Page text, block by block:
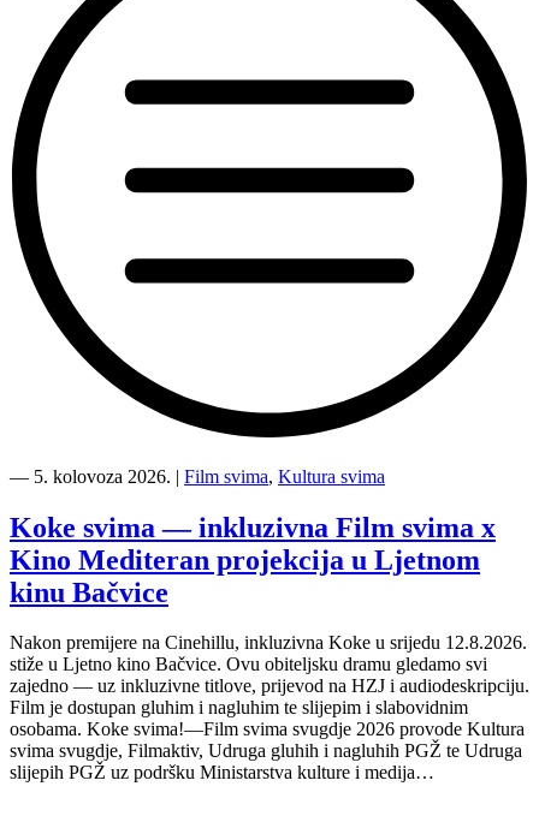
Mediteran
Film
svima
nastavljaju
inkluzivnu
turneju
Hvaru”
― 5. kolovoza 2026. | Film svima, Kultura svima
Koke svima — inkluzivna Film svima x
Kino Mediteran projekcija u Ljetnom
kinu Bačvice
Nakon premijere na Cinehillu, inkluzivna Koke u srijedu 12.8.2026.
stiže u Ljetno kino Bačvice. Ovu obiteljsku dramu gledamo svi
zajedno — uz inkluzivne titlove, prijevod na HZJ i audiodeskripciju.
Film je dostupan gluhim i nagluhim te slijepim i slabovidnim
osobama. Koke svima!—Film svima svugdje 2026 provode Kultura
svima svugdje, Filmaktiv, Udruga gluhih i nagluhih PGŽ te Udruga
slijepih PGŽ uz podršku Ministarstva kulture i medija…